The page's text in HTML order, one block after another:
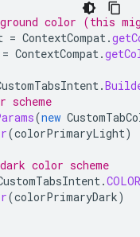
color (this
= ContextCompat.
= ContextCompat.
.
(new
(colorPrimaryLight)
color scheme
.
(colorPrimaryDark)